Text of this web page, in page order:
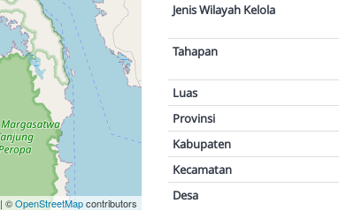
| ©OpenStreetMapcontributors
Jenis Wilayah Kelola
Tahapan
Luas
Provinsi
Kabupaten
Kecamatan
Desa